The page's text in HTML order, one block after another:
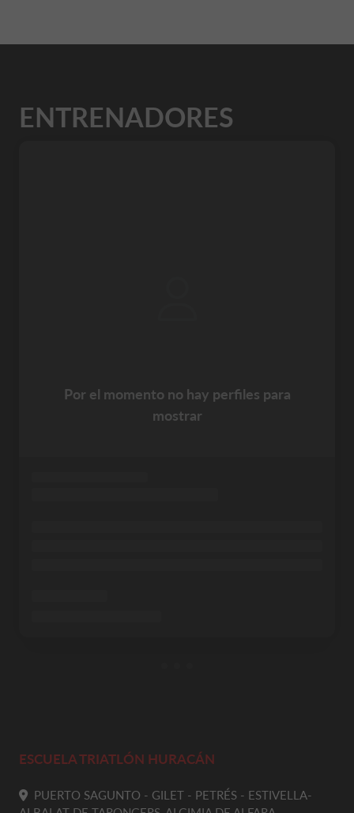
ENTRENADORES
Por el momento no hay perfiles para
mostrar
ESCUELA TRIATLÓN HURACÁN
PUERTO SAGUNTO - GILET - PETRÉS - ESTIVELLA-